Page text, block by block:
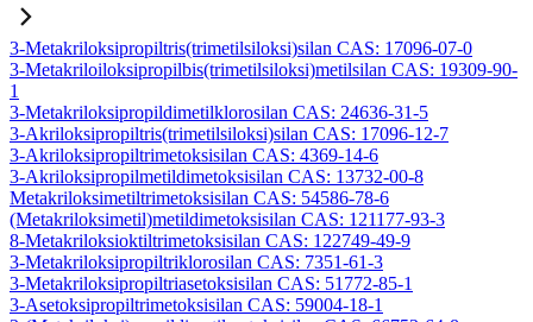
3-Metakriloksipropiltris(trimetilsiloksi)silan CAS: 17096-07-0
3-Metakriloiloksipropilbis(trimetilsiloksi)metilsilan CAS: 19309-90-
1
3-Metakriloksipropildimetilklorosilan CAS: 24636-31-5
3-Akriloksipropiltris(trimetilsiloksi)silan CAS: 17096-12-7
3-Akriloksipropiltrimetoksisilan CAS: 4369-14-6
3-Akriloksipropilmetildimetoksisilan CAS: 13732-00-8
Metakriloksimetiltrimetoksisilan CAS: 54586-78-6
(Metakriloksimetil)metildimetoksisilan CAS: 121177-93-3
8-Metakriloksioktiltrimetoksisilan CAS: 122749-49-9
3-Metakriloksipropiltriklorosilan CAS: 7351-61-3
3-Metakriloksipropiltriasetoksisilan CAS: 51772-85-1
3-Asetoksipropiltrimetoksisilan CAS: 59004-18-1